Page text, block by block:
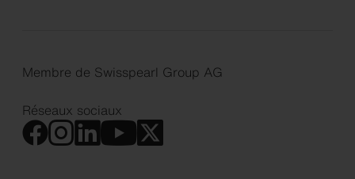
Membre de Swisspearl Group AG
Réseaux sociaux